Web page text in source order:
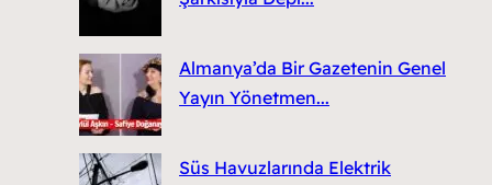
Almanya’da Bir Gazetenin Genel
Yayın Yönetmen...
Süs Havuzlarında Elektrik